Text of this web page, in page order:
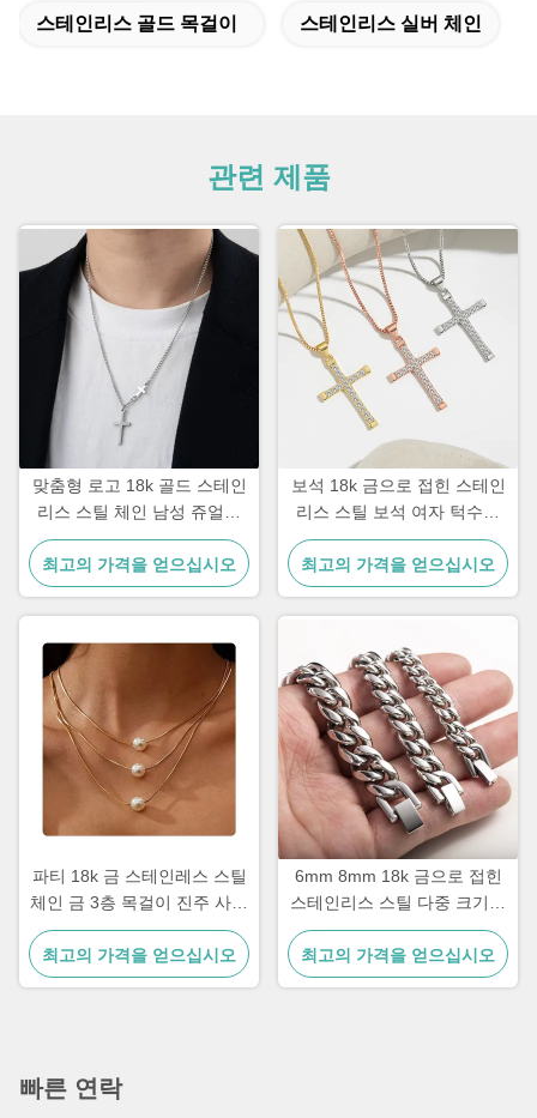
스테인리스 골드 목걸이 스테인리스 실버 체인
관련 제품
맞춤형 로고 18k 골드 스테인
리스 스틸 체인 남성 쥬얼리
십자가 펜던트 체인
최고의 가격을 얻으십시오
보석 18k 금으로 접힌 스테인
리스 스틸 보석 여자 턱수염
십자 목걸이 20 인치
최고의 가격을 얻으십시오
파티 18k 금 스테인레스 스틸
체인 금 3층 목걸이 진주 사인
17.72 인치
최고의 가격을 얻으십시오
6mm 8mm 18k 금으로 접힌
스테인리스 스틸 다중 크기의
체인 은 쿠바 링크 체인
최고의 가격을 얻으십시오
빠른 연락